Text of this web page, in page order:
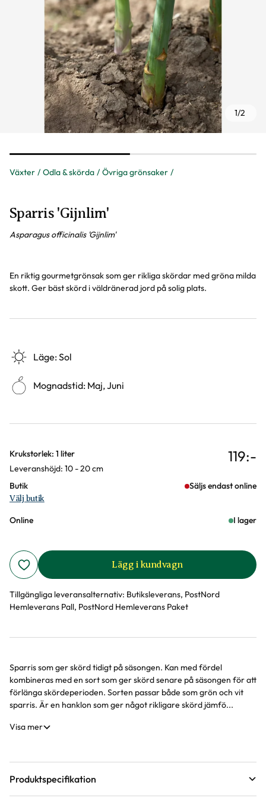
Växter Odla & skörda Övriga grönsaker
1/2
Sparris 'Gijnlim'
Asparagus officinalis 'Gijnlim'
En riktig gourmetgrönsak som ger rikliga skördar med gröna milda
skott. Ger bäst skörd i väldränerad jord på solig plats.
Läge:Sol
Mognadstid: Maj, Juni
Varianter
Krukstorlek: 1 liter
Leveranshöjd: 10 - 20 cm
119:-
Butik Säljs endast online
Välj butik
Online I lager
Lägg i kundvagn
Tillgängliga leveransalternativ: Butiksleverans, PostNord
Hemleverans Pall, PostNord Hemleverans Paket
Produktinformation
Sparris som ger skörd tidigt på säsongen. Kan med fördel
kombineras med en sort som ger skörd senare på säsongen för att
förlänga skördeperioden. Sorten passar både som grön och vit
sparris. Är en hanklon som ger något rikligare skörd jämfö...
Visa mer
Produktspecifikation